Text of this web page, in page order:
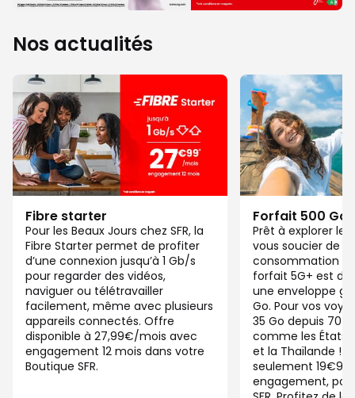
Nos actualités
Fibre starter
Pour les Beaux Jours chez SFR, la
Fibre Starter permet de profiter
d’une connexion jusqu’à 1 Gb/s
pour regarder des vidéos,
naviguer ou télétravailler
facilement, même avec plusieurs
appareils connectés. Offre
disponible à 27,99€/mois avec
engagement 12 mois dans votre
Boutique SFR.
Forfait 500 Go
Prêt à explorer le
vous soucier de
consommation
forfait 5G+ est
une enveloppe
Go. Pour vos
35 Go depuis 70
comme les États-
et la Thaïlande !
seulement
engagement,